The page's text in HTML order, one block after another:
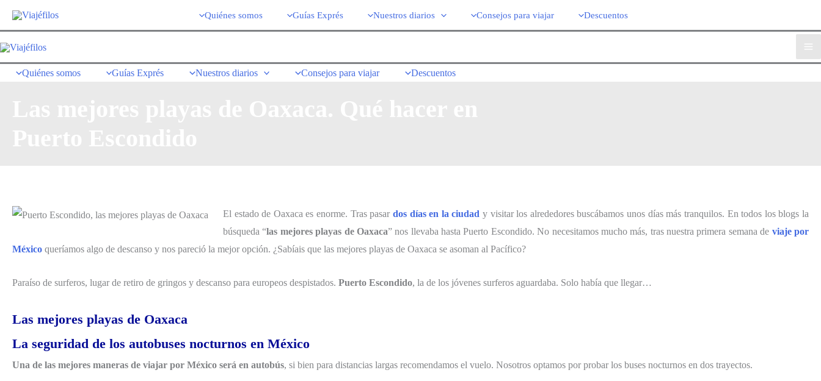
contenido
Quiénes somos Guías Exprés Nuestros diarios Consejos para viajar Descuentos
Quiénes somos Guías Exprés Nuestros diarios Consejos para viajar Descuentos
El estado de Oaxaca es enorme. Tras pasar dos días en la ciudad y visitar los alrededores buscábamos unos días más tranquilos. En todos los blogs la
búsqueda “las mejores playas de Oaxaca” nos llevaba hasta Puerto Escondido. No necesitamos mucho más, tras nuestra primera semana de viaje por
México queríamos algo de descanso y nos pareció la mejor opción. ¿Sabíais que las mejores playas de Oaxaca se asoman al Pacífico?
Paraíso de surferos, lugar de retiro de gringos y descanso para europeos despistados. Puerto Escondido, la de los jóvenes surferos aguardaba. Solo había que llegar…
Las mejores playas de Oaxaca
La seguridad de los autobuses nocturnos en México
Una de las mejores maneras de viajar por México será en autobús, si bien para distancias largas recomendamos el vuelo. Nosotros optamos por probar los buses nocturnos en dos trayectos.